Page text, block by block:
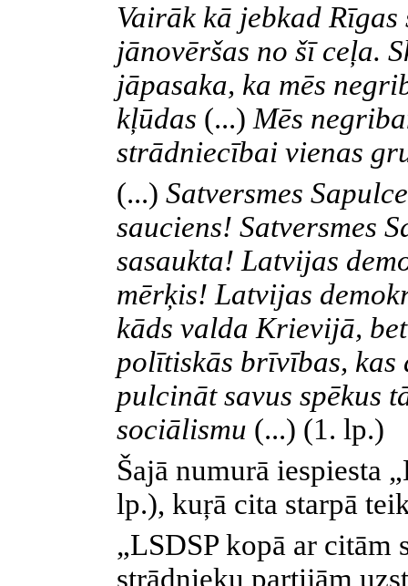
Vairāk kā jebkad
jānovēršas no šī ceļa.
jāpasaka, ka mēs
kļūdas (...) Mēs
strādniecībai vienas
(...) Satversmes
sauciens! Satversmes
sasaukta! Latvijas
mērķis! Latvijas
kāds valda Krievijā,
polītiskās brīvības,
pulcināt savus spēkus
sociālismu (...) (1. lp.)
Šajā numurā iespiesta
lp.), kuŗā cita starpā
„LSDSP kopā ar citām
strādnieku partijām